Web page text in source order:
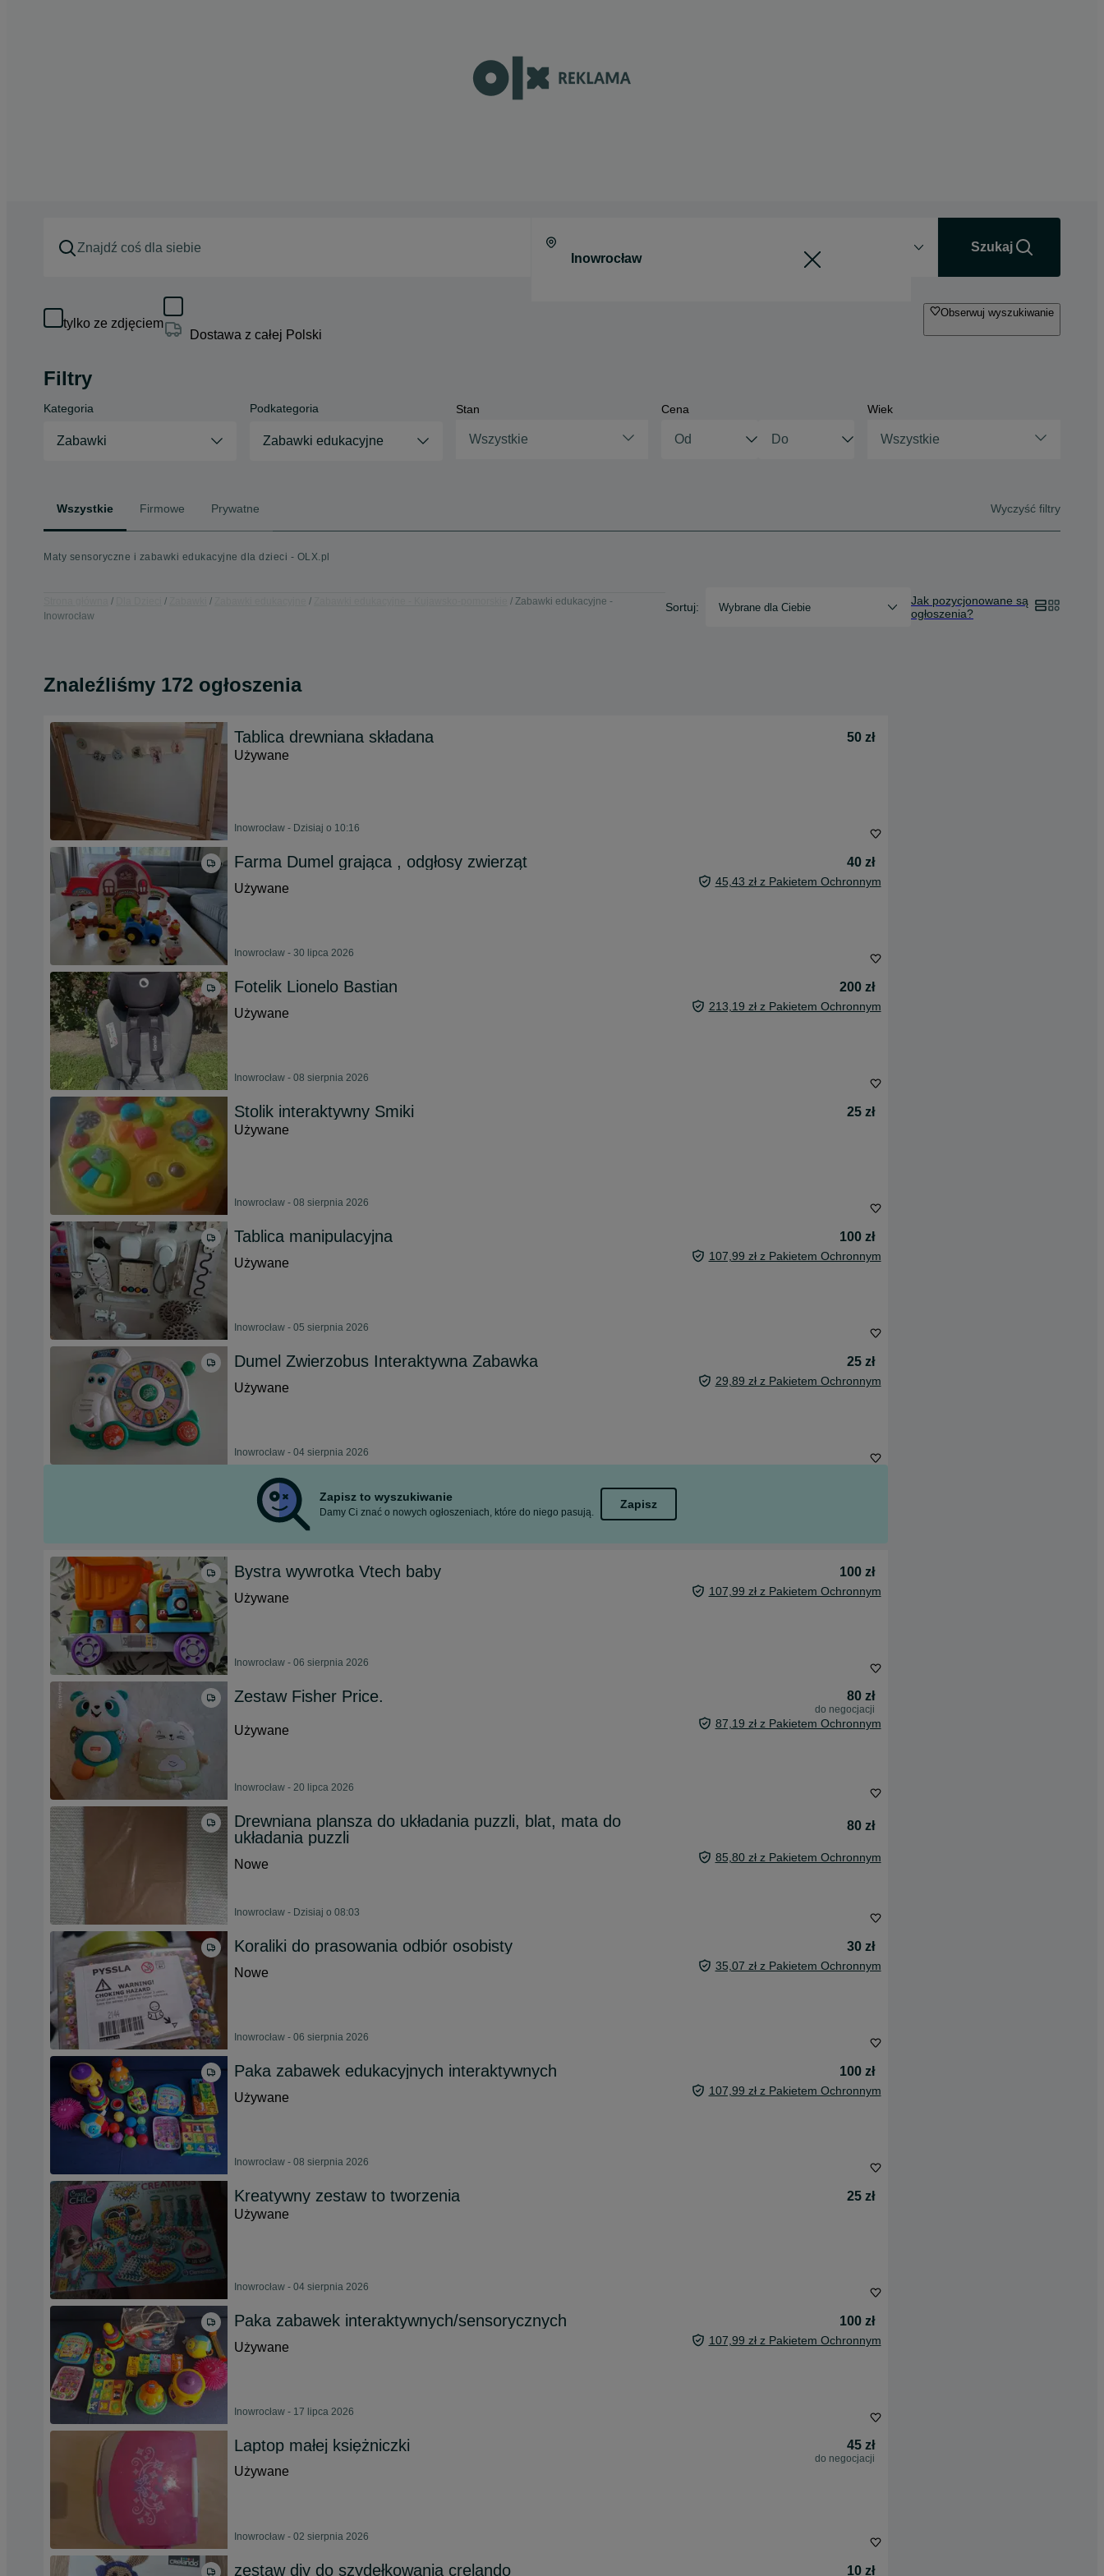
Szukaj
tylko ze zdjęciem
Dostawa z całej Polski
Obserwuj wyszukiwanie
Filtry
Kategoria
Zabawki
Podkategoria
Zabawki edukacyjne
Stan
Wszystkie
Cena Wiek
Wszystkie
Wszystkie Firmowe Prywatne Wyczyść filtry
Maty sensoryczne i zabawki edukacyjne dla dzieci - OLX.pl
Zabawki edukacyjne -
Inowrocław
Sortuj: Wybrane dla Ciebie
Jak pozycjonowane są
ogłoszenia?
Znaleźliśmy 172 ogłoszenia
Tablica drewniana składana
50 zł
Używane
Inowrocław - Dzisiaj o 10:16
Farma Dumel grająca , odgłosy zwierząt
40 zł
Używane
45,43 zł z Pakietem Ochronnym
Inowrocław - 30 lipca 2026
Fotelik Lionelo Bastian
200 zł
Używane
213,19 zł z Pakietem Ochronnym
Inowrocław - 08 sierpnia 2026
Stolik interaktywny Smiki
25 zł
Używane
Inowrocław - 08 sierpnia 2026
Tablica manipulacyjna
100 zł
Używane
107,99 zł z Pakietem Ochronnym
Inowrocław - 05 sierpnia 2026
Dumel Zwierzobus Interaktywna Zabawka
25 zł
Używane
29,89 zł z Pakietem Ochronnym
Inowrocław - 04 sierpnia 2026
Zapisz to wyszukiwanie
Damy Ci znać o nowych ogłoszeniach, które do niego pasują.
Zapisz
Bystra wywrotka Vtech baby
100 zł
Używane
107,99 zł z Pakietem Ochronnym
Inowrocław - 06 sierpnia 2026
Zestaw Fisher Price. 80 zł
do negocjacji
Używane 87,19 zł z Pakietem Ochronnym
Inowrocław - 20 lipca 2026
Drewniana plansza do układania puzzli, blat, mata do
układania puzzli
80 zł
Nowe 85,80 zł z Pakietem Ochronnym
Inowrocław - Dzisiaj o 08:03
Koraliki do prasowania odbiór osobisty
30 zł
Nowe
35,07 zł z Pakietem Ochronnym
Inowrocław - 06 sierpnia 2026
Paka zabawek edukacyjnych interaktywnych
100 zł
Używane
107,99 zł z Pakietem Ochronnym
Inowrocław - 08 sierpnia 2026
Kreatywny zestaw to tworzenia
25 zł
Używane
Inowrocław - 04 sierpnia 2026
Paka zabawek interaktywnych/sensorycznych
100 zł
Używane
107,99 zł z Pakietem Ochronnym
Inowrocław - 17 lipca 2026
Laptop małej księżniczki 45 zł
do negocjacji
Używane
Inowrocław - 02 sierpnia 2026
zestaw diy do szydełkowania crelando 10 zł